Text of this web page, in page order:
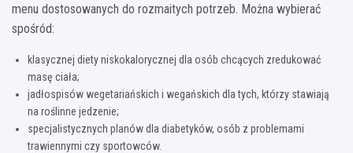
menu dostosowanych do rozmaitych potrzeb. Można wybierać
spośród:
klasycznej diety niskokalorycznej dla osób chcących zredukować
masę ciała;
jadłospisów wegetariańskich i wegańskich dla tych, którzy stawiają
na roślinne jedzenie;
specjalistycznych planów dla diabetyków, osób z problemami
trawiennymi czy sportowców.